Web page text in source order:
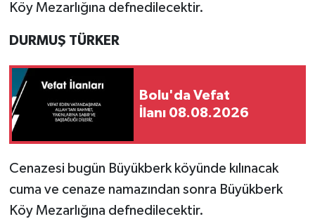
Köy Mezarlığına defnedilecektir.
DURMUŞ TÜRKER
Bolu'da Vefat
İlanı 08.08.2026
Cenazesi bugün Büyükberk köyünde kılınacak
cuma ve cenaze namazından sonra Büyükberk
Köy Mezarlığına defnedilecektir.